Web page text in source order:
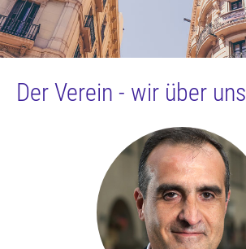
Der Verein - wir über uns